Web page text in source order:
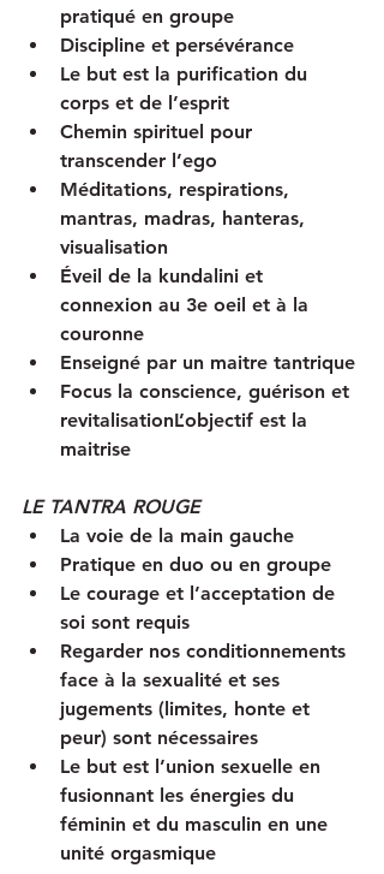
pratiqué en groupe
Discipline et persévérance
Le but est la purification du
corps et de l’esprit
Chemin spirituel pour
transcender l’ego
Méditations, respirations,
mantras, madras, hanteras,
visualisation
Éveil de la kundalini et
connexion au 3e oeil et à la
couronne
Enseigné par un maitre tantrique
Focus la conscience, guérison et
revitalisationL’objectif est la
maitrise
LE TANTRA ROUGE
La voie de la main gauche
Pratique en duo ou en groupe
Le courage et l’acceptation de
soi sont requis
Regarder nos conditionnements
face à la sexualité et ses
jugements (limites, honte et
peur) sont nécessaires
Le but est l’union sexuelle en
fusionnant les énergies du
féminin et du masculin en une
unité orgasmique